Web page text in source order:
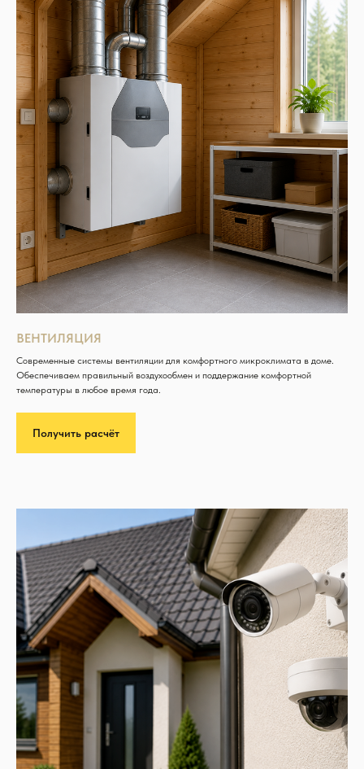
ВЕНТИЛЯЦИЯ
Современные системы вентиляции для комфортного микроклимата в доме.
Обеспечиваем правильный воздухообмен и поддержание комфортной
температуры в любое время года.
Получить расчёт